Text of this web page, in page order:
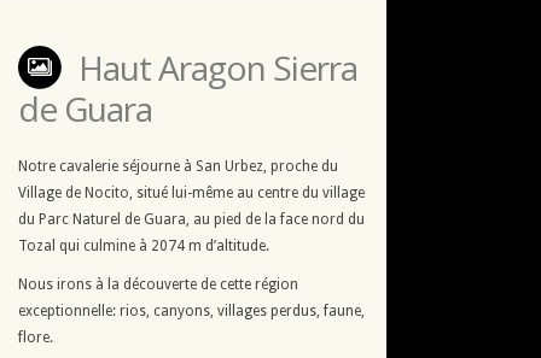
Haut Aragon Sierra
de Guara
Notre cavalerie séjourne à San Urbez, proche du
Village de Nocito, situé lui-même au centre du village
du Parc Naturel de Guara, au pied de la face nord du
Tozal qui culmine à 2074 m d’altitude.
Nous irons à la découverte de cette région
exceptionnelle: rios, canyons, villages perdus, faune,
flore.